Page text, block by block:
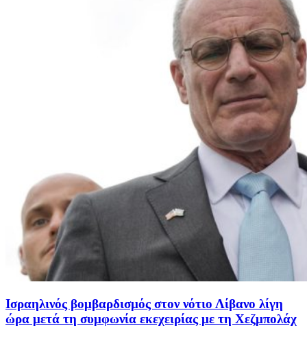
Ισραηλινός βομβαρδισμός στον νότιο Λίβανο λίγη
ώρα μετά τη συμφωνία εκεχειρίας με τη Χεζμπολάχ